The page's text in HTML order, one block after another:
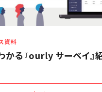
資料
かる『ourly サーベイ』